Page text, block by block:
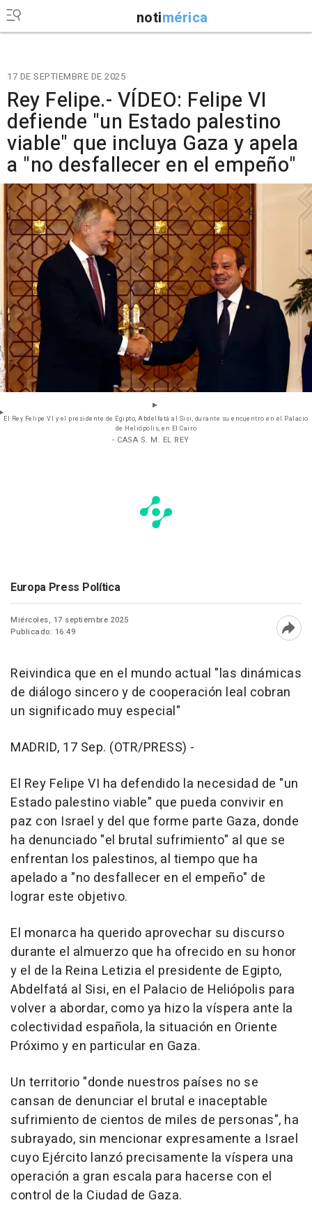
notimérica
17 DE SEPTIEMBRE DE 2025
Rey Felipe.- VÍDEO: Felipe VI
defiende "un Estado palestino
viable" que incluya Gaza y apela
a "no desfallecer en el empeño"
El Rey Felipe VI y el presidente de Egipto, Abdelfatá al Sisi, durante su encuentro en el Palacio
de Heliópolis, en El Cairo
- CASA S. M. EL REY
Europa Press Política
Miércoles, 17 septiembre 2025
Publicado: 16:49
Reivindica que en el mundo actual "las dinámicas
de diálogo sincero y de cooperación leal cobran
un significado muy especial"
MADRID, 17 Sep. (OTR/PRESS) -
El Rey Felipe VI ha defendido la necesidad de "un
Estado palestino viable" que pueda convivir en
paz con Israel y del que forme parte Gaza, donde
ha denunciado "el brutal sufrimiento" al que se
enfrentan los palestinos, al tiempo que ha
apelado a "no desfallecer en el empeño" de
lograr este objetivo.
El monarca ha querido aprovechar su discurso
durante el almuerzo que ha ofrecido en su honor
y el de la Reina Letizia el presidente de Egipto,
Abdelfatá al Sisi, en el Palacio de Heliópolis para
volver a abordar, como ya hizo la víspera ante la
colectividad española, la situación en Oriente
Próximo y en particular en Gaza.
Un territorio "donde nuestros países no se
cansan de denunciar el brutal e inaceptable
sufrimiento de cientos de miles de personas", ha
subrayado, sin mencionar expresamente a Israel
cuyo Ejército lanzó precisamente la víspera una
operación a gran escala para hacerse con el
control de la Ciudad de Gaza.